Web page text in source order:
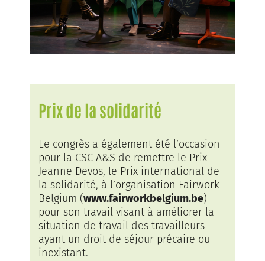
Prix de la solidarité
Le congrès a également été l’occasion
pour la CSC A&S de remettre le Prix
Jeanne Devos, le Prix international de
la solidarité, à l’organisation Fairwork
Belgium (www.fairworkbelgium.be)
pour son travail visant à améliorer la
situation de travail des travailleurs
ayant un droit de séjour précaire ou
inexistant.